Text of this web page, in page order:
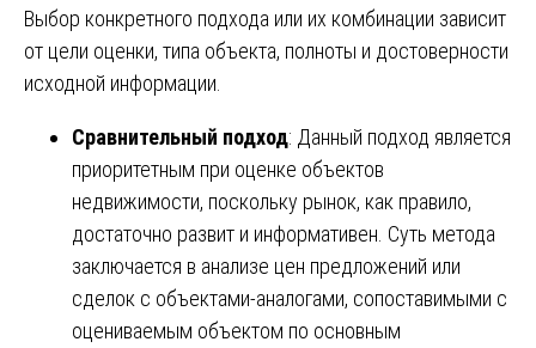
Выбор конкретного подхода или их комбинации зависит
от цели оценки, типа объекта, полноты и достоверности
исходной информации.
Сравнительный подход: Данный подход является
приоритетным при оценке объектов
недвижимости, поскольку рынок, как правило,
достаточно развит и информативен. Суть метода
заключается в анализе цен предложений или
сделок с объектами-аналогами, сопоставимыми с
оцениваемым объектом по основным